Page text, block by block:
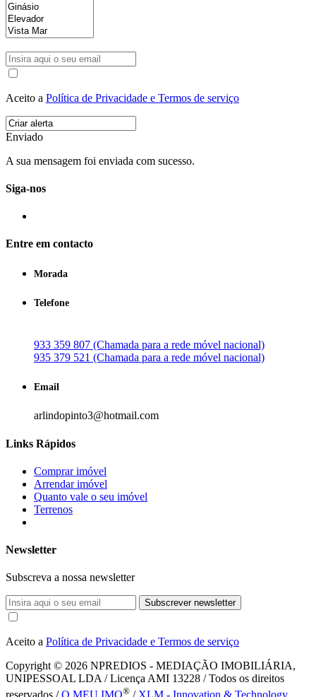
Aceito a Política de Privacidade e Termos de serviço
Enviado
A sua mensagem foi enviada com sucesso.
Siga-nos
Entre em contacto
Morada
Telefone
933 359 807 (Chamada para a rede móvel nacional)
935 379 521 (Chamada para a rede móvel nacional)
Email
arlindopinto3@hotmail.com
Links Rápidos
Comprar imóvel
Arrendar imóvel
Quanto vale o seu imóvel
Terrenos
Newsletter
Subscreva a nossa newsletter
Subscrever newsletter
Aceito a Política de Privacidade e Termos de serviço
Copyright © 2026 NPREDIOS - MEDIAÇÃO IMOBILIÁRIA,
UNIPESSOAL LDA / Licença AMI 13228 / Todos os direitos
reservados /O MEU IMO® / XLM - Innovation & Technology